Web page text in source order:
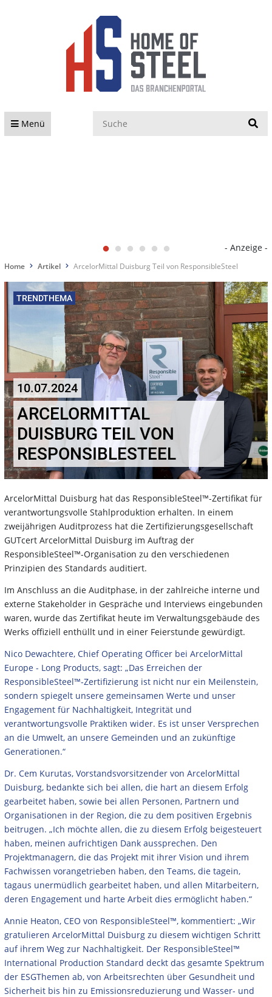
Menü
- Anzeige -
Home Artikel ArcelorMittal Duisburg Teil von ResponsibleSteel
TRENDTHEMA
10.07.2024
ARCELORMITTAL
DUISBURG TEIL VON
RESPONSIBLESTEEL
ArcelorMittal Duisburg hat das ResponsibleSteel™-Zertifikat für
verantwortungsvolle Stahlproduktion erhalten. In einem
zweijährigen Auditprozess hat die Zertifizierungsgesellschaft
GUTcert ArcelorMittal Duisburg im Auftrag der
ResponsibleSteel™-Organisation zu den verschiedenen
Prinzipien des Standards auditiert.
Im Anschluss an die Auditphase, in der zahlreiche interne und
externe Stakeholder in Gespräche und Interviews eingebunden
waren, wurde das Zertifikat heute im Verwaltungsgebäude des
Werks offiziell enthüllt und in einer Feierstunde gewürdigt.
Nico Dewachtere, Chief Operating Officer bei ArcelorMittal
Europe - Long Products, sagt: „Das Erreichen der
ResponsibleSteel™-Zertifizierung ist nicht nur ein Meilenstein,
sondern spiegelt unsere gemeinsamen Werte und unser
Engagement für Nachhaltigkeit, Integrität und
verantwortungsvolle Praktiken wider. Es ist unser Versprechen
an die Umwelt, an unsere Gemeinden und an zukünftige
Generationen.“
Dr. Cem Kurutas, Vorstandsvorsitzender von ArcelorMittal
Duisburg, bedankte sich bei allen, die hart an diesem Erfolg
gearbeitet haben, sowie bei allen Personen, Partnern und
Organisationen in der Region, die zu dem positiven Ergebnis
beitrugen. „Ich möchte allen, die zu diesem Erfolg beigesteuert
haben, meinen aufrichtigen Dank aussprechen. Den
Projektmanagern, die das Projekt mit ihrer Vision und ihrem
Fachwissen vorangetrieben haben, den Teams, die tagein,
tagaus unermüdlich gearbeitet haben, und allen Mitarbeitern,
deren Engagement und harte Arbeit dies ermöglicht haben.“
Annie Heaton, CEO von ResponsibleSteel™, kommentiert: „Wir
gratulieren ArcelorMittal Duisburg zu diesem wichtigen Schritt
auf ihrem Weg zur Nachhaltigkeit. Der ResponsibleSteel™
International Production Standard deckt das gesamte Spektrum
der ESGThemen ab, von Arbeitsrechten über Gesundheit und
Sicherheit bis hin zu Emissionsreduzierung und Wasser- und